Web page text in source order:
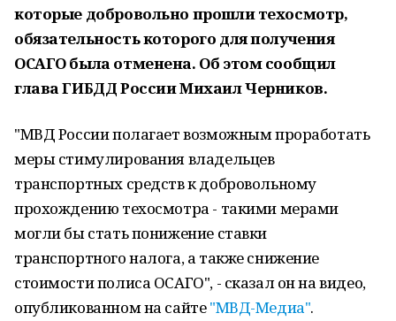
которые добровольно прошли техосмотр,
обязательность которого для получения
ОСАГО была отменена. Об этом сообщил
глава ГИБДД России Михаил Черников.
"МВД России полагает возможным проработать
меры стимулирования владельцев
транспортных средств к добровольному
прохождению техосмотра - такими мерами
могли бы стать понижение ставки
транспортного налога, а также снижение
стоимости полиса ОСАГО", - сказал он на видео,
опубликованном на сайте"МВД-Медиа".